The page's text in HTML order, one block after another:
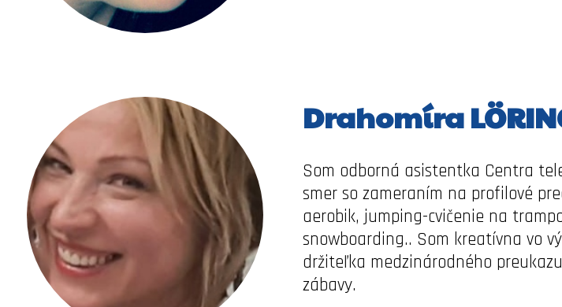
Drahomíra
Som odborná asistentka Centra
smer so zameraním na profilové
aerobik, jumping-cvičenie na
snowboarding.. Som kreatívna vo
držiteľka medzinárodného
zábavy.